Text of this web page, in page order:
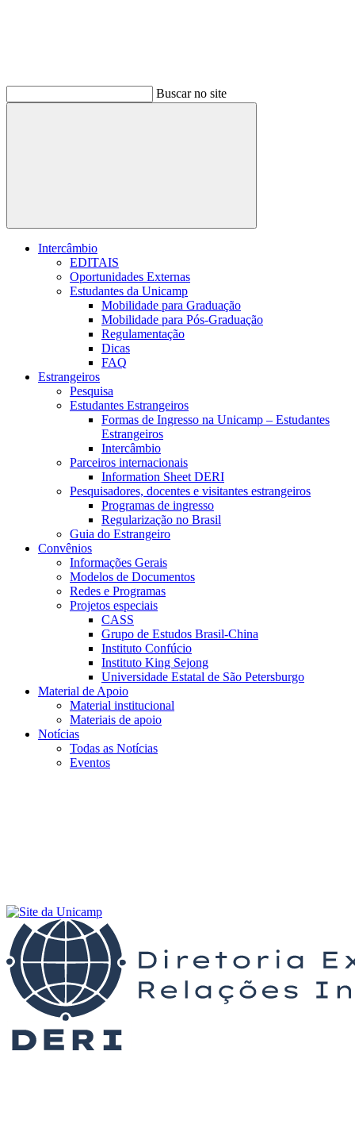
Buscar no site
Buscar
Intercâmbio
EDITAIS
Oportunidades Externas
Estudantes da Unicamp
Mobilidade para Graduação
Mobilidade para Pós-Graduação
Regulamentação
Dicas
FAQ
Estrangeiros
Pesquisa
Estudantes Estrangeiros
Formas de Ingresso na Unicamp – Estudantes
Estrangeiros
Intercâmbio
Parceiros internacionais
Information Sheet DERI
Pesquisadores, docentes e visitantes estrangeiros
Programas de ingresso
Regularização no Brasil
Guia do Estrangeiro
Convênios
Informações Gerais
Modelos de Documentos
Redes e Programas
Projetos especiais
CASS
Grupo de Estudos Brasil-China
Instituto Confúcio
Instituto King Sejong
Universidade Estatal de São Petersburgo
Material de Apoio
Material institucional
Materiais de apoio
Notícias
Todas as Notícias
Eventos